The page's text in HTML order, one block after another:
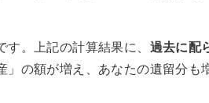
。上記の計算結果に、 過去に配
」の額が増え、あなたの遺留分も